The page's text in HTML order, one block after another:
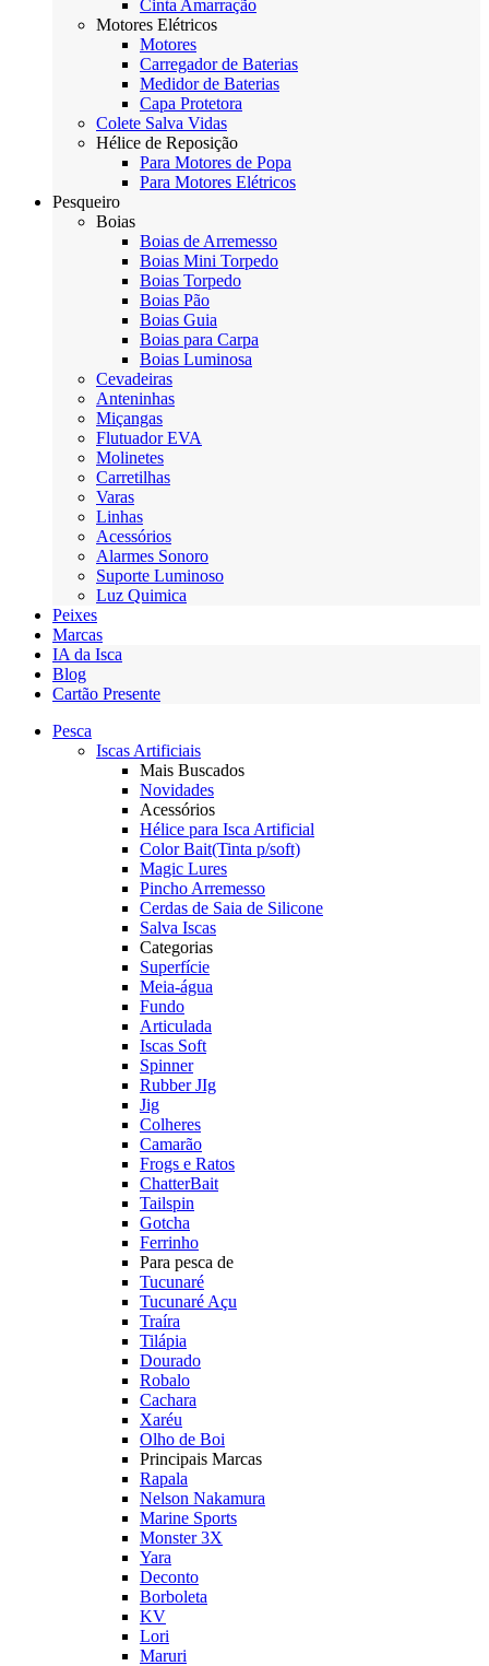
Cinta Amarração
Motores Elétricos
Motores
Carregador de Baterias
Medidor de Baterias
Capa Protetora
Colete Salva Vidas
Hélice de Reposição
Para Motores de Popa
Para Motores Elétricos
Pesqueiro
Boias
Boias de Arremesso
Boias Mini Torpedo
Boias Torpedo
Boias Pão
Boias Guia
Boias para Carpa
Boias Luminosa
Cevadeiras
Anteninhas
Miçangas
Flutuador EVA
Molinetes
Carretilhas
Varas
Linhas
Acessórios
Alarmes Sonoro
Suporte Luminoso
Luz Quimica
Peixes
Marcas
IA da Isca
Blog
Cartão Presente
Pesca
Iscas Artificiais
Mais Buscados
Novidades
Acessórios
Hélice para Isca Artificial
Color Bait(Tinta p/soft)
Magic Lures
Pincho Arremesso
Cerdas de Saia de Silicone
Salva Iscas
Categorias
Superfície
Meia-água
Fundo
Articulada
Iscas Soft
Spinner
Rubber JIg
Jig
Colheres
Camarão
Frogs e Ratos
ChatterBait
Tailspin
Gotcha
Ferrinho
Para pesca de
Tucunaré
Tucunaré Açu
Traíra
Tilápia
Dourado
Robalo
Cachara
Xaréu
Olho de Boi
Principais Marcas
Rapala
Nelson Nakamura
Marine Sports
Monster 3X
Yara
Deconto
Borboleta
KV
Lori
Maruri